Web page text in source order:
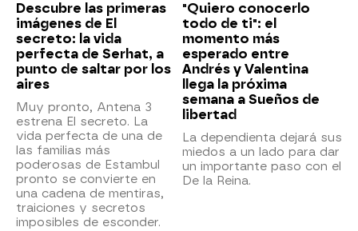
Descubre las primeras
imágenes de El
secreto: la vida
perfecta de Serhat, a
punto de saltar por los
aires
Muy pronto, Antena 3
estrena El secreto. La
vida perfecta de una de
las familias más
poderosas de Estambul
pronto se convierte en
una cadena de mentiras,
traiciones y secretos
imposibles de esconder.
"Quiero conocerlo
todo de ti": el
momento más
esperado entre
Andrés y Valentina
llega la próxima
semana a Sueños de
libertad
La dependienta dejará sus
miedos a un lado para dar
un importante paso con el
De la Reina.